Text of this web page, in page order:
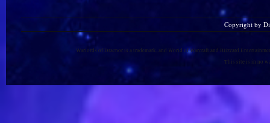
Copyright by
Warlords of Draenor is a trademark, and World of Warcraft and Blizzard
This site is in no